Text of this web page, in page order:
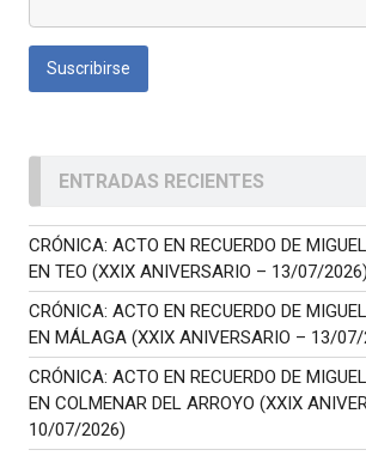
ENTRADAS RECIENTES
CRÓNICA: ACTO EN RECUERDO DE
EN TEO (XXIX ANIVERSARIO – 13/07/2026)
CRÓNICA: ACTO EN RECUERDO DE
EN MÁLAGA (XXIX ANIVERSARIO – 13/
CRÓNICA: ACTO EN RECUERDO DE
EN COLMENAR DEL ARROYO (XXIX
10/07/2026)